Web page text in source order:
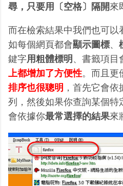
尋，只要用〔空格〕隔開來
而在檢索結果中我們也可以
如每個網頁都會顯示圖標、
鍵字用粗體標明 、書籤項目
上都增加了方便性。而且更
排序也很聰明 ，首先它會依
列，然後如果你查詢某個
會依據你最常選擇的結果來